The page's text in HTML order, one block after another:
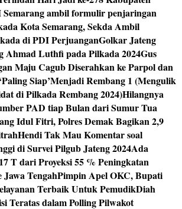
ambil formulir penjaringan
Kota Semarang, Sekda Ambil
di PDI PerjuanganGolkar Jateng
Ahmad Luthfi pada Pilkada 2024Gus
Maju Cagub Diserahkan ke Parpol dan
Siap’Menjadi Rembang 1 (Mengulik
di Pilkada Rembang 2024)Hilangnya
PAD tiap Bulan dari Sumur Tua
Idul Fitri, Polres Demak Bagikan 2,9
Hendi Tak Mau Komentar soal
di Survei Pilgub Jateng 2024Ada
T dari Proyeksi 55 % Peningkatan
TengahPimpin Apel OKC, Bupati
Terbaik Untuk PemudikDiah
Teratas dalam Polling Pilwakot